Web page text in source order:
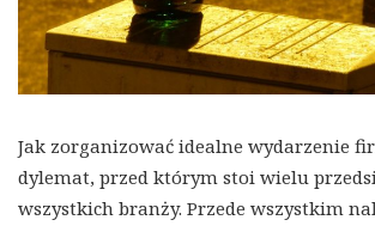
Jak zorganizować idealne wydarzenie
dylemat, przed którym stoi wielu
wszystkich branży. Przede wszystkim